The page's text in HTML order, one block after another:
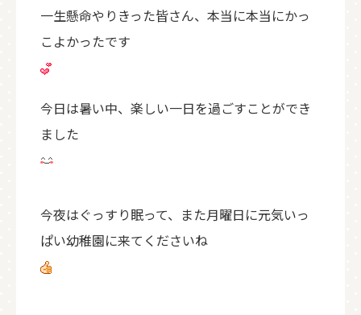
一生懸命やりきった皆さん、本当に本当にかっ
こよかったです
今日は暑い中、楽しい一日を過ごすことができ
ました
今夜はぐっすり眠って、また月曜日に元気いっ
ぱい幼稚園に来てくださいね